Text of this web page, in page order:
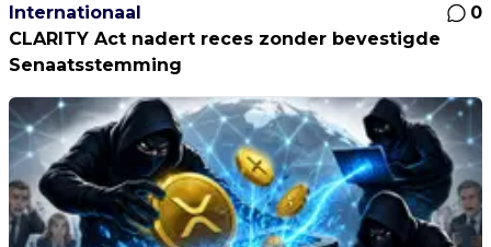
Internationaal
0
CLARITY Act nadert reces zonder bevestigde
Senaatsstemming